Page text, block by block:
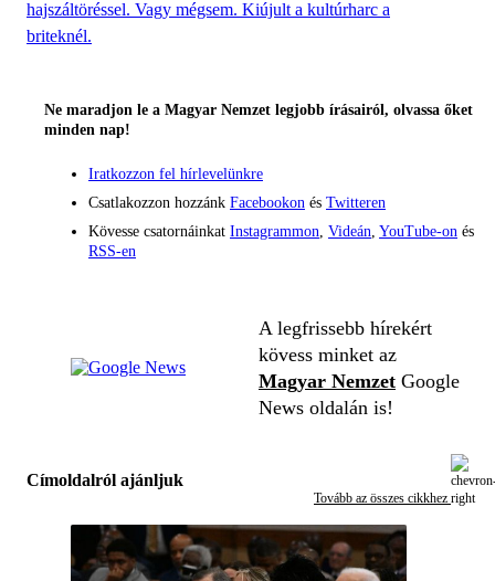
hajszáltöréssel. Vagy mégsem. Kiújult a kultúrharc a
briteknél.
Ne maradjon le a Magyar Nemzet legjobb írásairól, olvassa őket
minden nap!
Iratkozzon fel hírlevelünkre
Csatlakozzon hozzánk Facebookon és Twitteren
Kövesse csatornáinkat Instagrammon Videán YouTube-on és
RSS-en
A legfrissebb hírekért
kövess minket az
Magyar Nemzet Google
News oldalán is!
Címoldalról ajánljuk
Tovább az összes cikkhez